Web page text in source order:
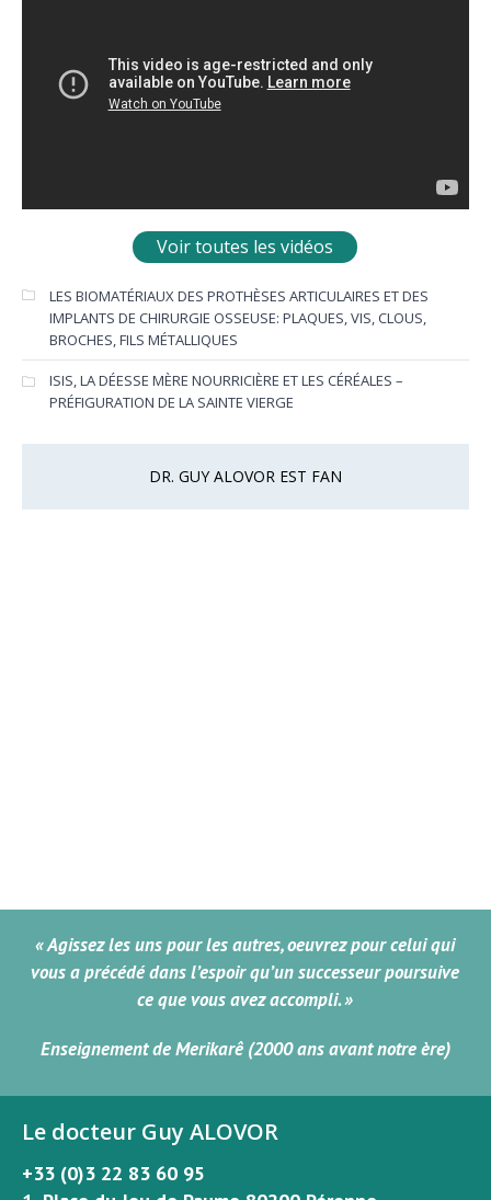
Voir toutes les vidéos
LES BIOMATÉRIAUX DES PROTHÈSES ARTICULAIRES ET DES
IMPLANTS DE CHIRURGIE OSSEUSE: PLAQUES, VIS, CLOUS,
BROCHES, FILS MÉTALLIQUES
ISIS, LA DÉESSE MÈRE NOURRICIÈRE ET LES CÉRÉALES –
PRÉFIGURATION DE LA SAINTE VIERGE
DR. GUY ALOVOR EST FAN
« Agissez les uns pour les autres, oeuvrez pour celui qui
vous a précédé dans l’espoir qu’un successeur poursuive
ce que vous avez accompli. »
Enseignement de Merikarê (2000 ans avant notre ère)
Le docteur Guy ALOVOR
+33 (0)3 22 83 60 95